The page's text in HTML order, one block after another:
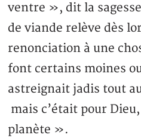
ventre », dit la
de viande relève dès
renonciation à une
font certains moines
astreignait jadis tout
mais c’était pour
planète ».